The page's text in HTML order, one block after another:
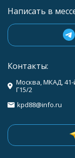
Написать в
Контакты:
Москва, МКАД, 41-
Г15/2
kpd88@info.ru